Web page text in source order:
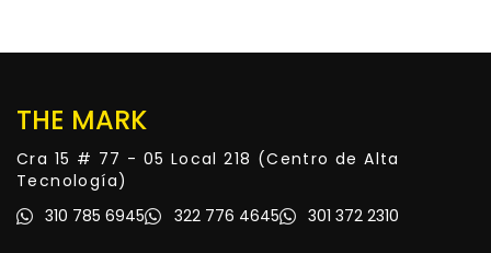
THE MARK
Cra 15 # 77 - 05 Local 218 (Centro de Alta
Tecnología)
310 785 6945
322 776 4645 301 372 2310